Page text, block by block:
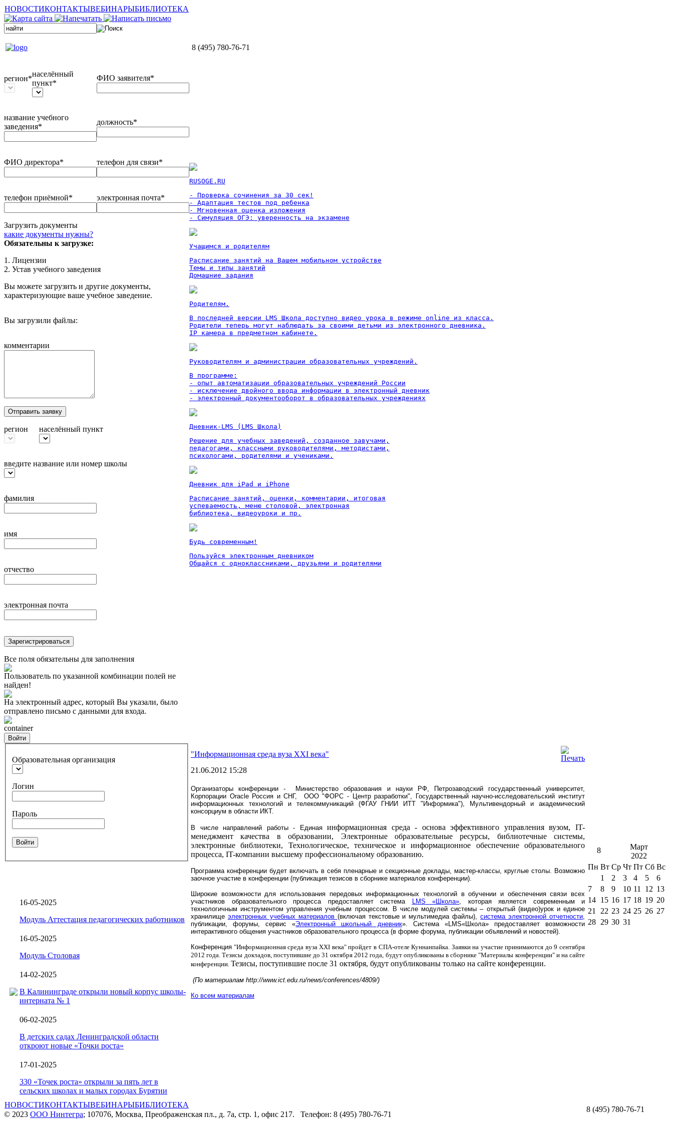
НОВОСТИКОНТАКТЫВЕБИНАРЫБИБЛИОТЕКА
8 (495) 780-76-71
регион*
населённый
пункт*
ФИО заявителя*
название учебного
заведения*
должность*
ФИО директора* телефон для связи*
телефон приёмной* электронная почта*
Загрузить документы
какие документы нужны?
Обязательны к загрузке:
1. Лицензии
2. Устав учебного заведения
Вы можете загрузить и другие документы,
характеризующие ваше учебное заведение.
Вы загрузили файлы:
комментарии
Отправить заявку
регион населённый пункт
введите название или номер школы
фамилия
имя
отчество
электронная почта
Зарегистрироваться
Все поля обязательны для заполнения
Пользователь по указанной комбинации полей не
найден!
На электронный адрес, который Вы указали, было
отправлено письмо с данными для входа.
container
Войти
Образовательная организация
Логин
Пароль
Войти
16-05-2025
Модуль Аттестация педагогических работников
16-05-2025
Модуль Столовая
14-02-2025
В Калининграде открыли новый корпус школы-
интерната № 1
06-02-2025
В детских садах Ленинградской области
откроют новые «Точки роста»
17-01-2025
330 «Точек роста» открыли за пять лет в
сельских школах и малых городах Бурятии
RUSOGE.RU
- Проверка сочинения за 30 сек!
- Адаптация тестов под ребенка
- Мгновенная оценка изложения
- Симуляция ОГЭ: уверенность на экзамене
Учащимся и родителям
Расписание занятий на Вашем мобильном устройстве
Темы и типы занятий
Домашние задания
Родителям.
В последней версии LMS Школа доступно видео урока в режиме online из класса.
Родители теперь могут наблюдать за своими детьми из электронного дневника.
IP камера в предметном кабинете.
Руководителям и администрации образовательных учреждений.
В программе:
- опыт автоматизации образовательных учреждений России
- исключение двойного ввода информации в электронный дневник
- электронный документооборот в образовательных учреждениях
Дневник-LMS (LMS Школа)
Решение для учебных заведений, созданное завучами,
педагогами, классными руководителями, методистами,
психологами, родителями и учениками.
Дневник для iPad и iPhone
Расписание занятий, оценки, комментарии, итоговая
успеваемость, меню столовой, электронная
библиотека, видеоуроки и пр.
Будь современным!
Пользуйся электронным дневником
Общайся с одноклассниками, друзьями и родителями
"Информационная среда вуза XXI века"
21.06.2012 15:28
Организаторы конференции
- Министерство образования и науки РФ, Петрозаводский государственный университет,
Корпорации Oracle Россия и СНГ, ООО "ФОРС - Центр разработки", Государственный научно-исследовательский институт
информационных технологий и телекоммуникаций (ФГАУ ГНИИ ИТТ "Информика"), Мультивендорный и академический
консорциум в области ИКТ.
В числе направлений работы - Единаяинформационная среда - основа эффективного управления вузом, IT-
менеджмент качества в образовании, Электронные образовательные ресурсы, библиотечные системы,
электронные библиотеки, Технологическое, техническое и информационное обеспечение образовательного
процесса, IT-компании высшему профессиональному образованию.
Программа конференции будет включать в себя пленарные и секционные доклады, мастер-классы, круглые столы. Возможно
заочное участие в конференции (публикация тезисов в сборнике материалов конференции).
Широкие возможности для использования передовых информационных технологий в обучении и обеспечения связи всех
участников образовательного процесса предоставляет система
LMS «Школа», которая является современным и
технологичным инструментом управления учебным процессом. В числе модулей системы – открытый (видео)урок и единое
хранилище электронных учебных материалов (включая текстовые и мультимедиа файлы),система электронной отчетности,
публикации, форумы, сервис «Электронный школьный дневник». Система «LMS«Школа» предоставляет возможности
интерактивного общения участников образовательного процесса (в форме форума, публикации объявлений и новостей).
Конференция "Информационная среда вуза XXI века" пройдет в СПА-отеле Куннанпайка. Заявки на участие принимаются до 9 сентября
2012 года. Тезисы докладов, поступившие до 31 октября 2012 года, будут опубликованы в сборнике "Материалы конференции" и на сайте
конференции. Тезисы, поступившие после 31 октября, будут опубликованы только на сайте конференции.
(По материалам http://www.ict.edu.ru/news/conferences/4809/)
Ко всем материалам
8
Март
2022
Пн Вт Ср Чт Пт Сб Вс
1
2 3 4 5
6
7
8 9 10 11 12 13
14 15 16 17 18 19 20
21
22 23 24 25 26 27
28 29 30 31
НОВОСТИКОНТАКТЫВЕБИНАРЫБИБЛИОТЕКА
© 2023 ООО Нинтегра; 107076, Москва, Преображенская пл., д. 7а, стр. 1, офис 217. Телефон: 8 (495) 780-76-71
8 (495) 780-76-71